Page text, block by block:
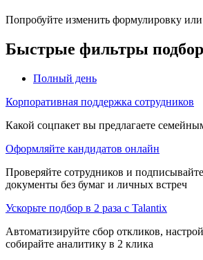
Попробуйте изменить формулировку
Быстрые фильтры
Полный день
Корпоративная поддержка сотрудников
Какой соцпакет вы предлагаете
Оформляйте кандидатов онлайн
Проверяйте сотрудников и
документы без бумаг и личных встреч
Ускорьте подбор в 2 раза с Talantix
Автоматизируйте сбор откликов,
собирайте аналитику в 2 клика